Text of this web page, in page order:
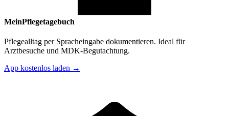
MeinPflegetagebuch
Pflegealltag per Spracheingabe dokumentieren. Ideal für
Arztbesuche und MDK-Begutachtung.
App kostenlos laden →